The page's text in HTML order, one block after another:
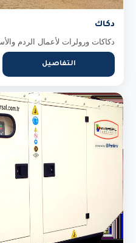
دكاك
دكاكات ورولرات لأعمال الردم
التفاصيل